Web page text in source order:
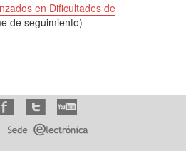
en Dificultades de
de seguimiento)